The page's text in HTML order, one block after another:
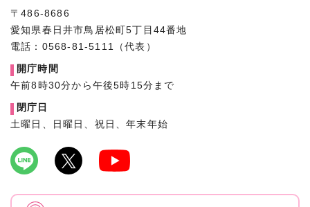
〒486-8686
愛知県春日井市鳥居松町5丁目44番地
電話：0568-81-5111（代表）
開庁時間
午前8時30分から午後5時15分まで
閉庁日
土曜日、日曜日、祝日、年末年始